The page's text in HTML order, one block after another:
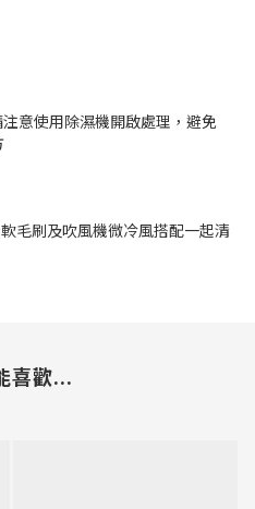
意使用除濕機開啟處理，避免
毛刷及吹風機微冷風搭配一起清
喜歡...